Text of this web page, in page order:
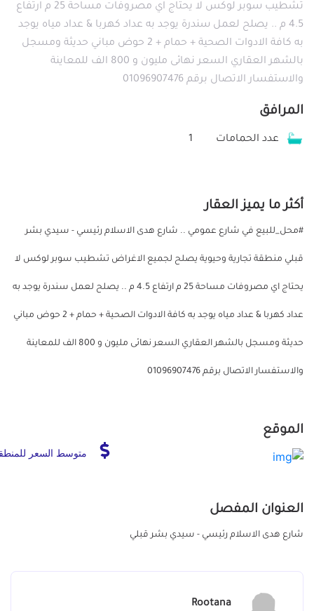
تشطيب سوبر لوكس لا يحتاج اي مصروفات مساحة 25 م ارتفاع
4.5 م .. يصلح لعمل سندرة يوجد به عداد كهربا & عداد مياه يوجد
به كافة الادوات الصحية + حمام + 2 حوض مباني حديثة ومسجل
بالشهر العقاري السعر نهائى مليون و 800 الف للمعاينة
والاستفسار الاتصال برقم 01096907476
المرافق
عدد الحمامات 1
أكثر ما يميز العقار
#محل_للبيع في شارع عمومي .. شارع هدى الاسلام رئيسي - سيدي بشر
قبلي منطقة تجارية وحيوية يصلح لجميع الاغراض تشطيب سوبر لوكس لا
يحتاج اي مصروفات مساحة 25 م ارتفاع 4.5 م .. يصلح لعمل سندرة يوجد به
عداد كهربا & عداد مياه يوجد به كافة الادوات الصحية + حمام + 2 حوض مباني
حديثة ومسجل بالشهر العقاري السعر نهائى مليون و 800 الف للمعاينة
والاستفسار الاتصال برقم 01096907476
الموقع
متوسط السعر
العنوان المفصل
شارع هدى الاسلام رئيسي - سيدي بشر قبلي
Rootana